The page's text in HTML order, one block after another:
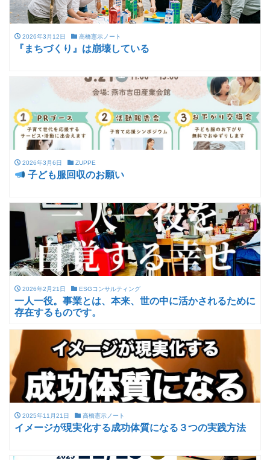
2026年3月12日 高橋憲示ノート
『まちづくり』は崩壊している
2026年3月6日 ZUPPE
子ども服回収のお願い
2026年2月21日 ESGコンサルティング
一人一役。事業とは、本来、世の中に活かされるために
存在するものです。
2025年11月21日 高橋憲示ノート
イメージが現実化する成功体質になる３つの実践方法